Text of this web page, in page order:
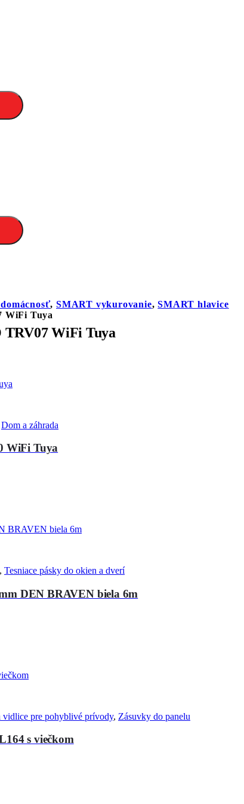
,SMART vykurovanie,SMART hlavice
WiFi Tuya
TRV07 WiFi Tuya
Dom a záhrada
WiFi Tuya
, Tesniace pásky do okien a dverí
DEN BRAVEN biela 6m
vidlice pre pohyblivé prívody, Zásuvky do panelu
s viečkom